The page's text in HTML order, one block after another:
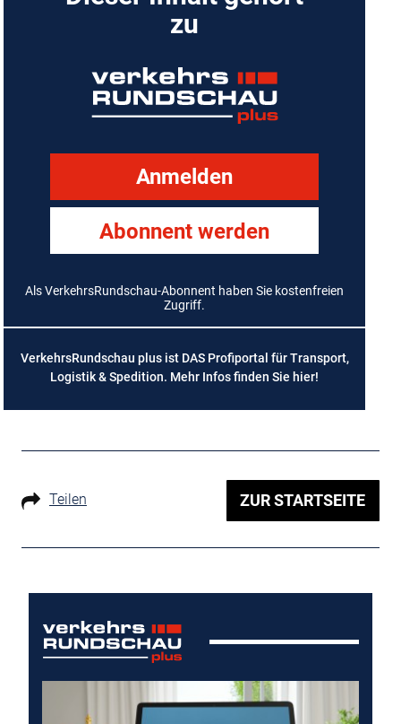
zu
Anmelden
Abonnent werden
Als VerkehrsRundschau-Abonnent haben Sie kostenfreien
Zugriff.
VerkehrsRundschau plus ist DAS Profiportal für Transport,
Logistik & Spedition. Mehr Infos finden Sie hier!
Teilen ZUR STARTSEITE